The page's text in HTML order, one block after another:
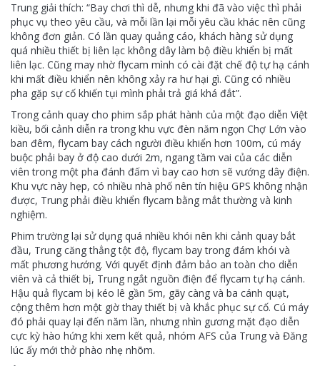
Trung giải thích: “Bay chơi thì dễ, nhưng khi đã vào việc thì phải
phục vụ theo yêu cầu, và mỗi lần lại mỗi yêu cầu khác nên cũng
không đơn giản. Có lần quay quảng cáo, khách hàng sử dụng
quá nhiều thiết bị liên lạc không dây làm bộ điều khiển bị mất
liên lạc. Cũng may nhờ flycam mình có cài đặt chế độ tự hạ cánh
khi mất điều khiển nên không xảy ra hư hại gì. Cũng có nhiều
pha gặp sự cố khiến tụi mình phải trả giá khá đắt”.
Trong cảnh quay cho phim sắp phát hành của một đạo diễn Việt
kiều, bối cảnh diễn ra trong khu vực đèn năm ngọn Chợ Lớn vào
ban đêm, flycam bay cách người điều khiển hơn 100m, cú máy
buộc phải bay ở độ cao dưới 2m, ngang tầm vai của các diễn
viên trong một pha đánh đấm vì bay cao hơn sẽ vướng dây điện.
Khu vực này hẹp, có nhiều nhà phố nên tín hiệu GPS không nhận
được, Trung phải điều khiển flycam bằng mắt thường và kinh
nghiệm.
Phim trường lại sử dụng quá nhiều khói nên khi cảnh quay bắt
đầu, Trung căng thẳng tột độ, flycam bay trong đám khói và
mất phương hướng. Với quyết định đảm bảo an toàn cho diễn
viên và cả thiết bị, Trung ngắt nguồn điện để flycam tự hạ cánh.
Hậu quả flycam bị kéo lê gần 5m, gãy càng và ba cánh quạt,
cộng thêm hơn một giờ thay thiết bị và khắc phục sự cố. Cú máy
đó phải quay lại đến năm lần, nhưng nhìn gương mặt đạo diễn
cực kỳ hào hứng khi xem kết quả, nhóm AFS của Trung và Đăng
lúc ấy mới thở phào nhẹ nhõm.